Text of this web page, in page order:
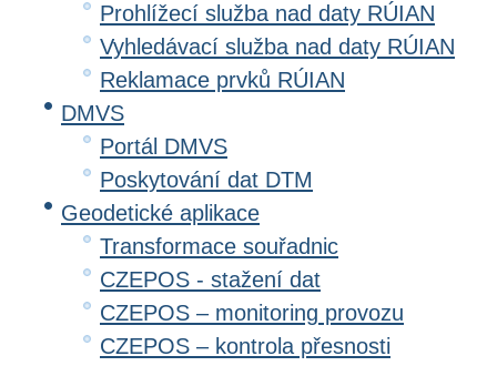
Prohlížecí služba nad daty RÚIAN
Vyhledávací služba nad daty RÚIAN
Reklamace prvků RÚIAN
DMVS
Portál DMVS
Poskytování dat DTM
Geodetické aplikace
Transformace souřadnic
CZEPOS - stažení dat
CZEPOS – monitoring provozu
CZEPOS – kontrola přesnosti